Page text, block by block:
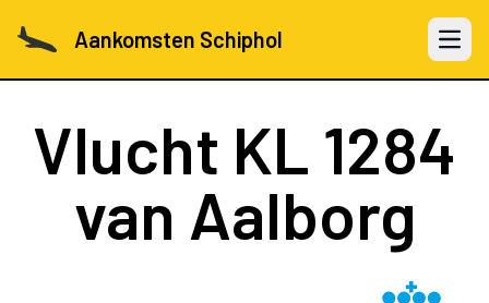
Aankomsten Schiphol Open
Vlucht KL 1284
van Aalborg